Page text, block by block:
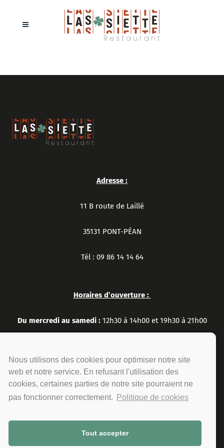
Adresse :
11 B route de Laillé
35131 PONT-PÉAN
Tél : 09 86 14 14 64
Horaires d’ouverture :
Du mercredi au samedi :12h30 à 14h00 et 19h30 à 21h00
Nous utilisons des cookies pour optimiser notre site
web et notre service. En refusant l'utilisation des
cookies, certaines parties de notre site pourraient ne
pas fonctionner correctement.
Politique de cookies
Tout accepter